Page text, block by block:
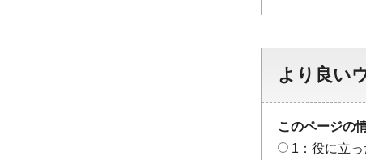
より良い
このページの
1：役に立っ